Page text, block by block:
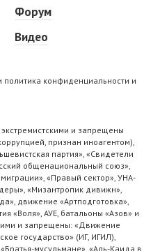
Форум
Видео
политика конфиденциальности и
и запрещены
признан иноагентом),
партия», «Свидетели
общенациональный союз»,
«Правый сектор», УНА-
«Мизантропик дивижн»,
движение «Артподготовка»,
«Воля», АУЕ, батальоны «Азов» и
и запрещены: «Движение
государство» (ИГ, ИГИЛ),
мусульмане», «Аль-Каида в